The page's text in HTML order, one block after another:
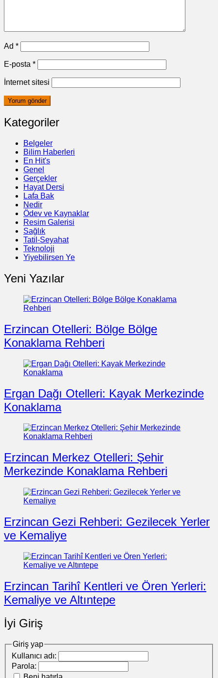
Ad *
E-posta *
İnternet sitesi
Kategoriler
Belgeler
Bilim Haberleri
En Hit's
Genel
Gerçekler
Hayat Dersi
Lafa Bak
Nedir
Ödev ve Kaynaklar
Resim Galerisi
Sağlık
Tatil-Seyahat
Teknoloji
Yiyebilirsen Ye
Yeni Yazılar
Erzincan Otelleri: Bölge Bölge
Konaklama Rehberi
Ergan Dağı Otelleri: Kayak Merkezinde
Konaklama
Erzincan Merkez Otelleri: Şehir
Merkezinde Konaklama Rehberi
Erzincan Gezi Rehberi: Gezilecek Yerler
ve Kemaliye
Erzincan Tarihî Kentleri ve Ören Yerleri:
Kemaliye ve Altıntepe
İyi Giriş
Giriş yap
Kullanıcı adı:
Parola: